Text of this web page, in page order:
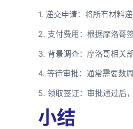
1. 递交申请：将所有材料
2. 支付费用：根据摩洛哥
3. 背景调查：摩洛哥相关
4. 等待审批：通常需要数
5. 领取签证：审批通过后
小结